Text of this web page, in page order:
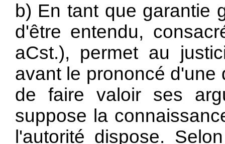
b) En tant que garantie
d'être entendu,
aCst.), permet au
avant le prononcé d'une
de faire valoir ses
suppose la
l'autorité dispose.